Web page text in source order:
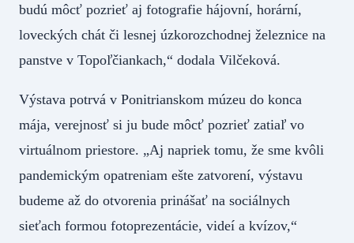
budú môcť pozrieť aj fotografie hájovní, horární,
loveckých chát či lesnej úzkorozchodnej železnice na
panstve v Topoľčiankach,“ dodala Vilčeková.
Výstava potrvá v Ponitrianskom múzeu do konca
mája, verejnosť si ju bude môcť pozrieť zatiaľ vo
virtuálnom priestore. „Aj napriek tomu, že sme kvôli
pandemickým opatreniam ešte zatvorení, výstavu
budeme až do otvorenia prinášať na sociálnych
sieťach formou fotoprezentácie, videí a kvízov,“